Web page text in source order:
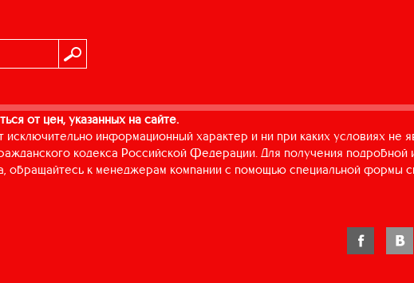
от цен, указанных на сайте.
информационный характер и ни при каких условиях не
кодекса Российской Федерации. Для получения подробной
обращайтесь к менеджерам компании с помощью специальной формы